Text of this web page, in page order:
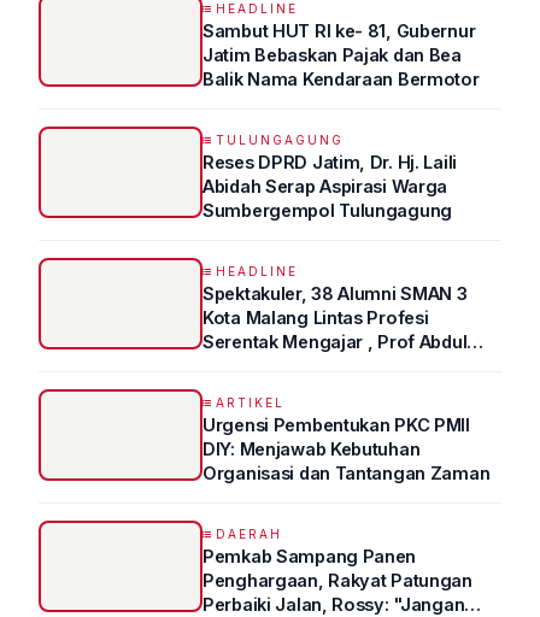
HEADLINE
Sambut HUT RI ke- 81, Gubernur
Jatim Bebaskan Pajak dan Bea
Balik Nama Kendaraan Bermotor
TULUNGAGUNG
Reses DPRD Jatim, Dr. Hj. Laili
Abidah Serap Aspirasi Warga
Sumbergempol Tulungagung
HEADLINE
Spektakuler, 38 Alumni SMAN 3
Kota Malang Lintas Profesi
Serentak Mengajar , Prof Abdul
ARTIKEL
Urgensi Pembentukan PKC PMII
DIY: Menjawab Kebutuhan
Organisasi dan Tantangan Zaman
DAERAH
Pemkab Sampang Panen
Penghargaan, Rakyat Patungan
Perbaiki Jalan, Rossy: "Jangan